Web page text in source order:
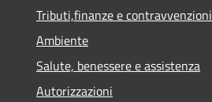
Tributi,finanze e contravvenzioni
Ambiente
Salute, benessere e assistenza
Autorizzazioni